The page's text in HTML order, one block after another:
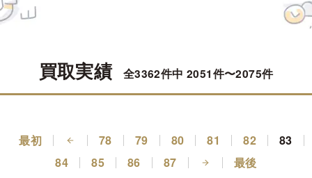
買取実績 全3362件中 2051件〜2075件
最初 78 79 80 81 82
83
84
85 86 87 最後